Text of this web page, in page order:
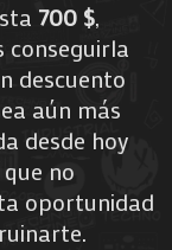
700 $,
conseguirla
descuento
aún más
desde hoy
que no
oportunidad